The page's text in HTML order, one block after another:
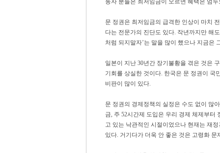
동자 분들은 최저임금이 오르면 혜택은 엄
문 정권은 최저임금의 급격한 인상이 마치
다는 전문가의 진단도 있다. 작년까지만 해
처럼 되지말자’는 말을 많이 했으나 지금은
일본이 지난 30년간 장기불황을 겪은 것은
기회를 상실한 것이다. 한국은 문 정권이 국
비판이 많이 있다.
문 정권의 경제정책의 실정은 수도 없이 많
금, 주 52시간제 도입은 우리 경제 체제부
고 있는 낙관적인 시절이었으나 현재는 재
있다. 거기다가 더욱 안 좋은 것은 고령화 문